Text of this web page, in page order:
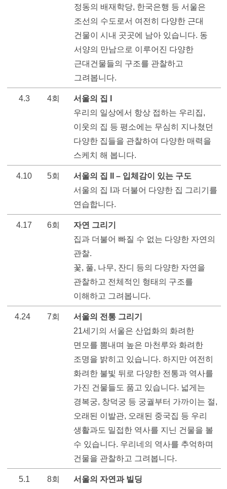
정동의 배재학당, 한국은행 등 서울은
조선의 수도로서 여전히 다양한 근대
건물이 시내 곳곳에 남아 있습니다. 동
서양의 만남으로 이루어진 다양한
근대건물들의 구조를 관찰하고
그려봅니다.
4.3 4회
서울의 집 I
우리의 일상에서 항상 접하는 우리집,
이웃의 집 등 평소에는 무심히 지나쳤던
다양한 집들을 관찰하여 다양한 매력을
스케치 해 봅니다.
4.10 5회
서울의 집 II – 입체감이 있는 구도
서울의 집 I과 더불어 다양한 집 그리기를
연습합니다.
4.17 6회
자연 그리기
집과 더불어 빠질 수 없는 다양한 자연의
관찰.
꽃, 풀, 나무, 잔디 등의 다양한 자연을
관찰하고 전체적인 형태의 구조를
이해하고 그려봅니다.
4.24 7회
서울의 전통 그리기
21세기의 서울은 산업화의 화려한
면모를 뽐내며 높은 마천루와 화려한
조명을 밝히고 있습니다. 하지만 여전히
화려한 불빛 뒤로 다양한 전통과 역사를
가진 건물들도 품고 있습니다. 넓게는
경복궁, 창덕궁 등 궁궐부터 가까이는 절,
오래된 이발관, 오래된 중국집 등 우리
생활과도 밀접한 역사를 지닌 건물을 볼
수 있습니다. 우리네의 역사를 추억하며
건물을 관찰하고 그려봅니다.
5.1 8회 서울의 자연과 빌딩